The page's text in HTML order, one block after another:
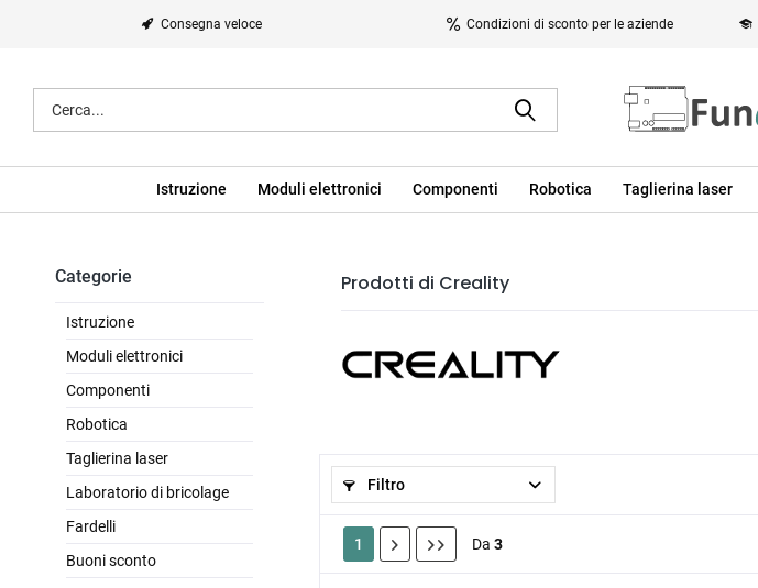
Consegna veloce Condizioni di sconto per le aziende
Istruzione Moduli elettronici Componenti Robotica Taglierina laser
Categorie
Istruzione
Moduli elettronici
Componenti
Robotica
Taglierina laser
Laboratorio di bricolage
Fardelli
Buoni sconto
Prodotti di Creality
Filtro
1 Da 3